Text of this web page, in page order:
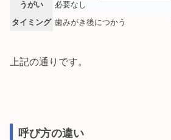
うがい
必要なし
タイミング 歯みがき後につかう
上記の通りです。
呼び方の違い